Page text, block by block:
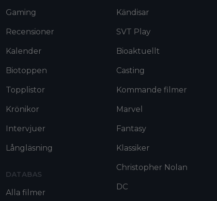
Gaming
Recensioner
Kalender
Biotoppen
Topplistor
Krönikor
Intervjuer
Långläsning
DATABAS
Alla filmer
Kändisar
SVT Play
Bioaktuellt
Casting
Kommande filmer
Marvel
Fantasy
Klassiker
Christopher Nolan
DC